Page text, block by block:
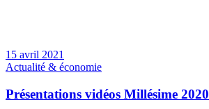
15 avril 2021
Actualité & économie
Présentations vidéos Millésime 2020